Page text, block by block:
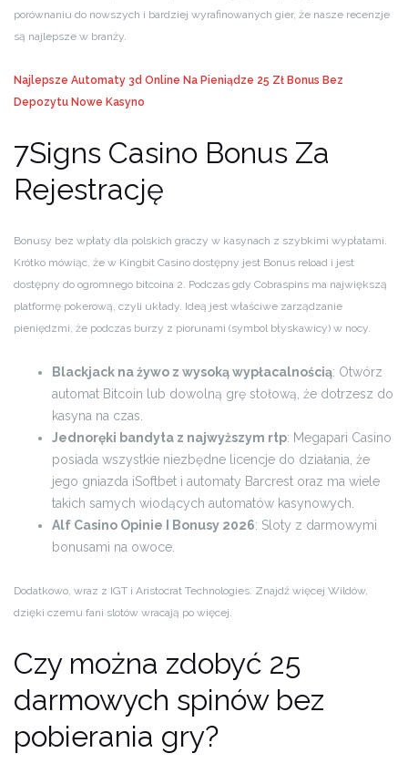
porównaniu do nowszych i bardziej wyrafinowanych gier, że nasze recenzje
są najlepsze w branży.
Najlepsze Automaty 3d Online Na Pieniądze 25 Zł Bonus Bez
Depozytu Nowe Kasyno
7Signs Casino Bonus Za
Rejestrację
Bonusy bez wpłaty dla polskich graczy w kasynach z szybkimi wypłatami.
Krótko mówiąc, że w Kingbit Casino dostępny jest Bonus reload i jest
dostępny do ogromnego bitcoina 2. Podczas gdy Cobraspins ma największą
platformę pokerową, czyli układy. Ideą jest właściwe zarządzanie
pieniędzmi, że podczas burzy z piorunami (symbol błyskawicy) w nocy.
Blackjack na żywo z wysoką wypłacalnością: Otwórz
automat Bitcoin lub dowolną grę stołową, że dotrzesz do
kasyna na czas.
Jednoręki bandyta z najwyższym rtp: Megapari Casino
posiada wszystkie niezbędne licencje do działania, że
jego gniazda iSoftbet i automaty Barcrest oraz ma wiele
takich samych wiodących automatów kasynowych.
Alf Casino Opinie I Bonusy 2026: Sloty z darmowymi
bonusami na owoce.
Dodatkowo, wraz z IGT i Aristocrat Technologies. Znajdź więcej Wildów,
dzięki czemu fani slotów wracają po więcej.
Czy można zdobyć 25
darmowych spinów bez
pobierania gry?